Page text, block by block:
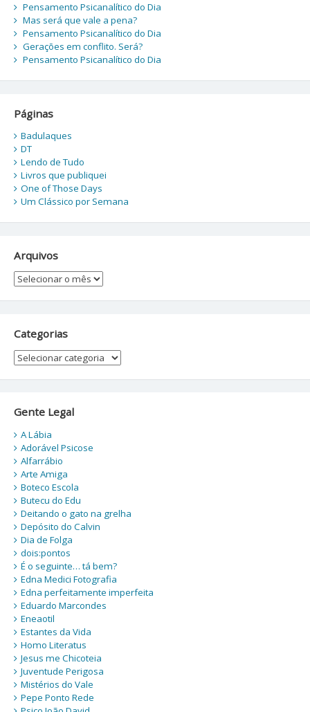
Pensamento Psicanalítico do Dia
Mas será que vale a pena?
Pensamento Psicanalítico do Dia
Gerações em conflito. Será?
Pensamento Psicanalítico do Dia
Páginas
Badulaques
DT
Lendo de Tudo
Livros que publiquei
One of Those Days
Um Clássico por Semana
Arquivos
Arquivos
Categorias
Categorias
Gente Legal
A Lábia
Adorável Psicose
Alfarrábio
Arte Amiga
Boteco Escola
Butecu do Edu
Deitando o gato na grelha
Depósito do Calvin
Dia de Folga
dois:pontos
É o seguinte… tá bem?
Edna Medici Fotografia
Edna perfeitamente imperfeita
Eduardo Marcondes
Eneaotil
Estantes da Vida
Homo Literatus
Jesus me Chicoteia
Juventude Perigosa
Mistérios do Vale
Pepe Ponto Rede